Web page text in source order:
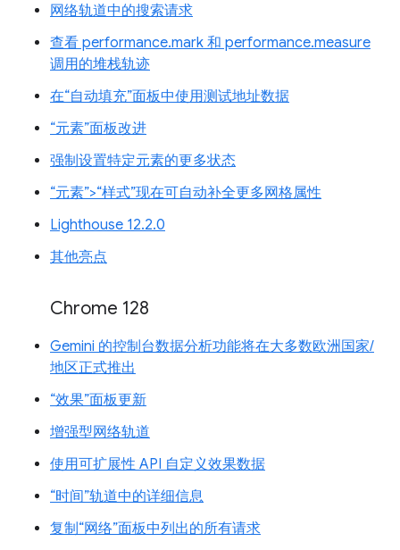
网络轨道中的搜索请求
查看 performance.mark 和 performance.measure
调用的堆栈轨迹
在“自动填充”面板中使用测试地址数据
“元素”面板改进
强制设置特定元素的更多状态
“元素”>“样式”现在可自动补全更多网格属性
Lighthouse 12.2.0
其他亮点
Chrome 128
Gemini 的控制台数据分析功能将在大多数欧洲国家/
地区正式推出
“效果”面板更新
增强型网络轨道
使用可扩展性 API 自定义效果数据
“时间”轨道中的详细信息
复制“网络”面板中列出的所有请求